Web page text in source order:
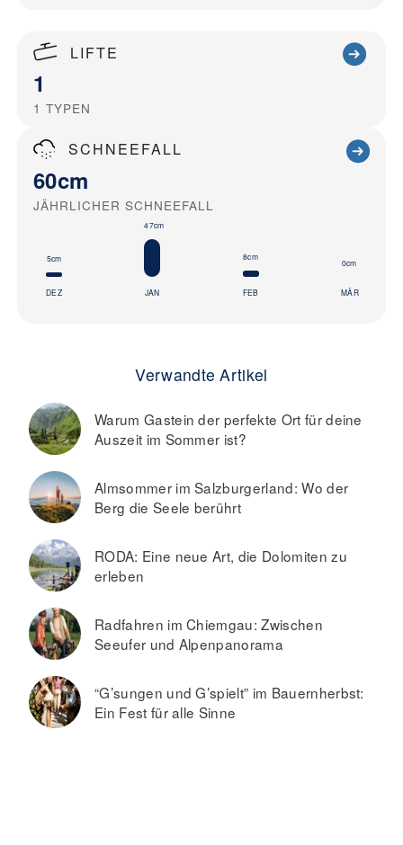
LIFTE
1
1 TYPEN
SCHNEEFALL
60cm
JÄHRLICHER SCHNEEFALL
5cm
DEZ
47cm
JAN
8cm
FEB
0cm
MÄR
Verwandte Artikel
Warum Gastein der perfekte Ort für deine
Auszeit im Sommer ist?
Almsommer im Salzburgerland: Wo der
Berg die Seele berührt
RODA: Eine neue Art, die Dolomiten zu
erleben
Radfahren im Chiemgau: Zwischen
Seeufer und Alpenpanorama
“G’sungen und G’spielt” im Bauernherbst:
Ein Fest für alle Sinne